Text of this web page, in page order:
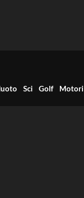
Sci Golf Motori